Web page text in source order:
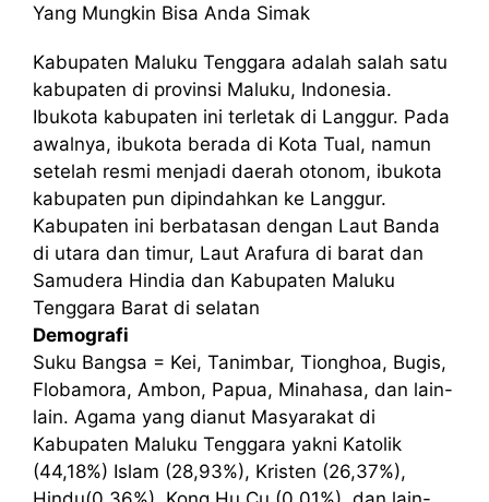
Yang Mungkin Bisa Anda Simak
Kabupaten Maluku Tenggara adalah salah satu
kabupaten di provinsi Maluku, Indonesia.
Ibukota kabupaten ini terletak di Langgur. Pada
awalnya, ibukota berada di Kota Tual, namun
setelah resmi menjadi daerah otonom, ibukota
kabupaten pun dipindahkan ke Langgur.
Kabupaten ini berbatasan dengan Laut Banda
di utara dan timur, Laut Arafura di barat dan
Samudera Hindia dan Kabupaten Maluku
Tenggara Barat di selatan
Demografi
Suku Bangsa = Kei, Tanimbar, Tionghoa, Bugis,
Flobamora, Ambon, Papua, Minahasa, dan lain-
lain. Agama yang dianut Masyarakat di
Kabupaten Maluku Tenggara yakni Katolik
(44,18%) Islam (28,93%), Kristen (26,37%),